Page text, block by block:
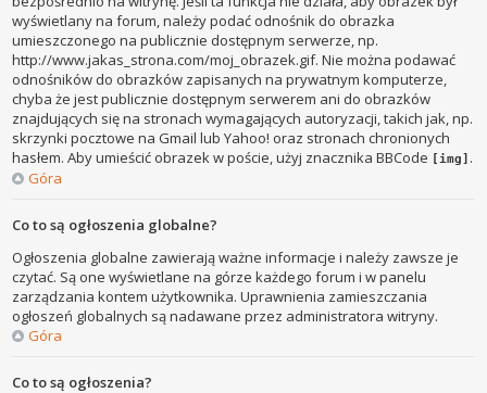
wyświetlany na forum, należy podać odnośnik do obrazka
umieszczonego na publicznie dostępnym serwerze, np.
http://www.jakas_strona.com/moj_obrazek.gif. Nie można podawać
odnośników do obrazków zapisanych na prywatnym komputerze,
chyba że jest publicznie dostępnym serwerem ani do obrazków
znajdujących się na stronach wymagających autoryzacji, takich jak, np.
skrzynki pocztowe na Gmail lub Yahoo! oraz stronach chronionych
hasłem. Aby umieścić obrazek w poście, użyj znacznika BBCode [img] .
Góra
Co to są ogłoszenia globalne?
Ogłoszenia globalne zawierają ważne informacje i należy zawsze je
czytać. Są one wyświetlane na górze każdego forum i w panelu
zarządzania kontem użytkownika. Uprawnienia zamieszczania
ogłoszeń globalnych są nadawane przez administratora witryny.
Góra
Co to są ogłoszenia?